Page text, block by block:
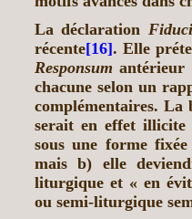
La déclaration
récente[16]. Elle
Responsum antérieur
chacune selon un
complémentaires. La
serait en effet illicite
sous une forme
mais b) elle
liturgique et « en
ou semi-liturgique